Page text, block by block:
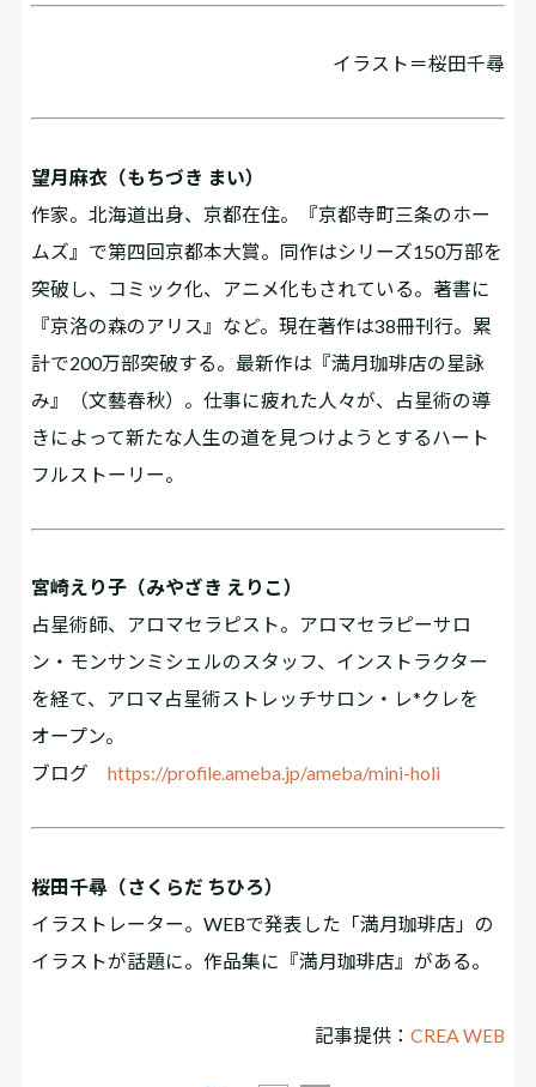
イラスト＝桜田千尋
望月麻衣（もちづき まい）
作家。北海道出身、京都在住。『京都寺町三条のホー
ムズ』で第四回京都本大賞。同作はシリーズ150万部を
突破し、コミック化、アニメ化もされている。著書に
『京洛の森のアリス』など。現在著作は38冊刊行。累
計で200万部突破する。最新作は『満月珈琲店の星詠
み』（文藝春秋）。仕事に疲れた人々が、占星術の導
きによって新たな人生の道を見つけようとするハート
フルストーリー。
宮崎えり子（みやざき えりこ）
占星術師、アロマセラピスト。アロマセラピーサロ
ン・モンサンミシェルのスタッフ、インストラクター
を経て、アロマ占星術ストレッチサロン・レ*クレを
オープン。
ブログhttps://profile.ameba.jp/ameba/mini-holi
桜田千尋（さくらだ ちひろ）
イラストレーター。WEBで発表した「満月珈琲店」の
イラストが話題に。作品集に『満月珈琲店』がある。
記事提供： CREA WEB